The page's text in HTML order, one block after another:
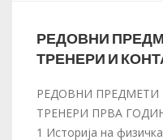
РЕДОВНИ
ТРЕНЕРИ И
РЕДОВНИ ПРЕДМЕТИ
ТРЕНЕРИ ПРВА
1 Историја на